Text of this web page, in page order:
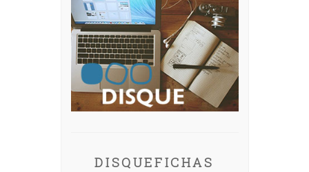
DISQUEFICHAS